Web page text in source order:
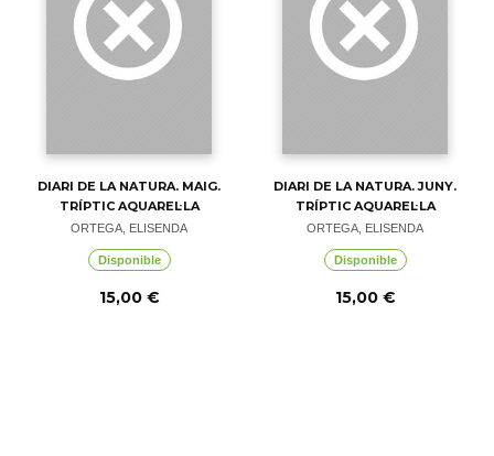
DIARI DE LA NATURA. MAIG.
TRÍPTIC AQUAREL·LA
ORTEGA, ELISENDA
Disponible
15,00 €
DIARI DE LA NATURA. JUNY.
TRÍPTIC AQUAREL·LA
ORTEGA, ELISENDA
Disponible
15,00 €